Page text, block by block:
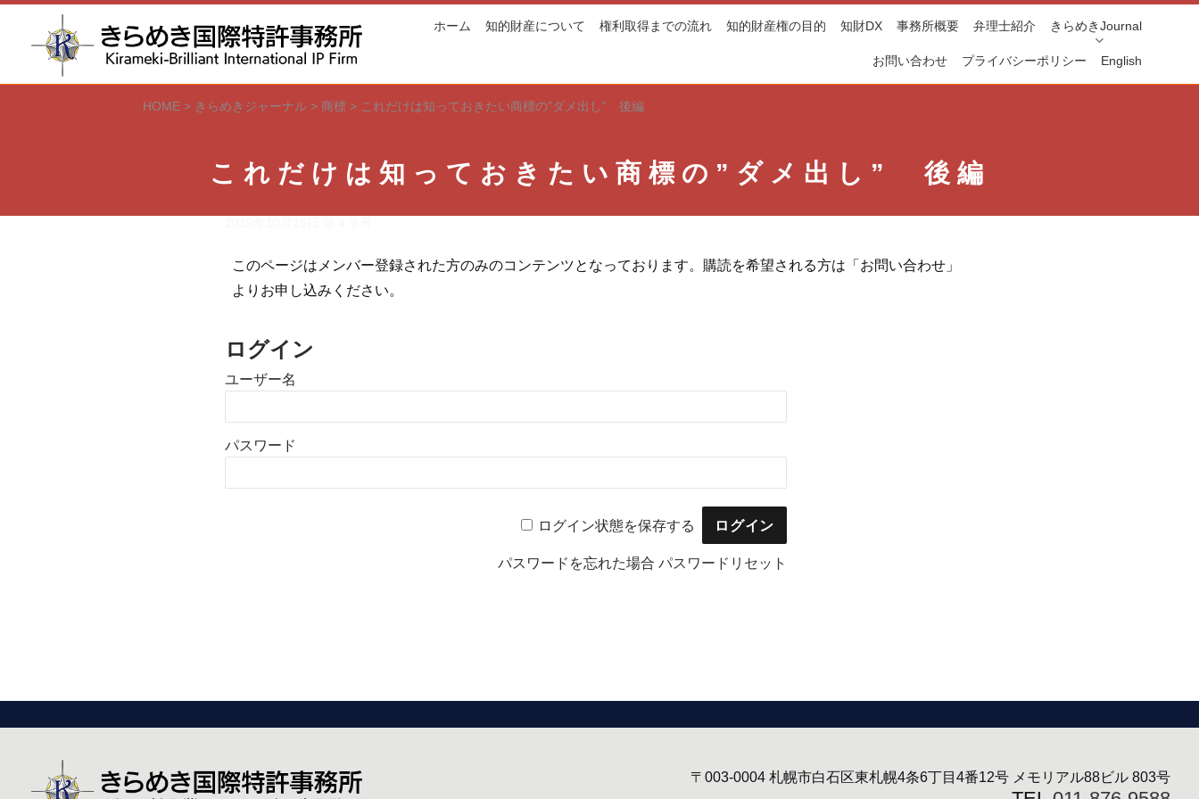
ホーム 知的財産について 権利取得までの流れ 知的財産権の目的 知財DX 事務所概要 弁理士紹介 きらめきJournal
お問い合わせ プライバシーポリシー English
HOME > きらめきジャーナル > 商標 > これだけは知っておきたい商標の”ダメ出し” 後編
これだけは知っておきたい商標の”ダメ出し” 後編
このページはメンバー登録された方のみのコンテンツとなっております。購読を希望される方は「お問い合わせ」
よりお申し込みください。
ログイン
ユーザー名
パスワード
ログイン状態を保存する
パスワードを忘れた場合 パスワードリセット
〒003-0004 札幌市白石区東札幌4条6丁目4番12号 メモリアル88ビル 803号